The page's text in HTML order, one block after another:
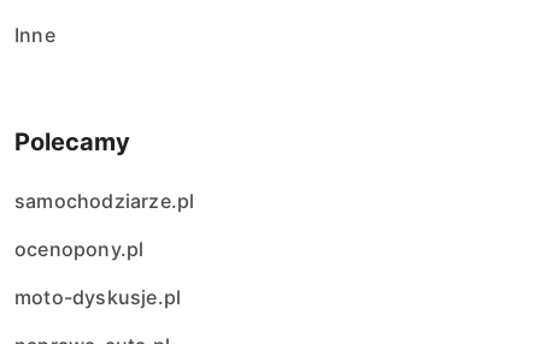
Inne
Polecamy
samochodziarze.pl
ocenopony.pl
moto-dyskusje.pl